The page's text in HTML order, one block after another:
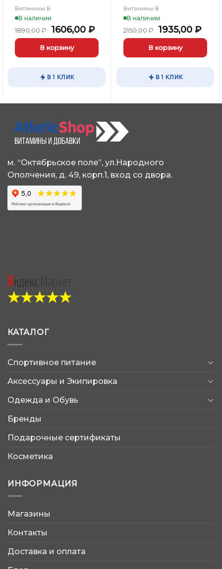
Витамины В
В наличии
1890,00₽
Первоначальная
цена
составляла
1890,00 ₽.
1606,00 ₽Текущая
цена:
В корзину
В 1 КЛИК
Витамины В
В наличии
2150,00₽
цена
составляла
2150,00 ₽.
1935,00 ₽
В корзину
В 1 КЛИК
м. “Октябрьское поле”, ул.Народного
Ополчения, д. 49, корп.1, вход со двора.
КАТАЛОГ
Спортивное питание
Аксессуары и Экипировка
Одежда и Обувь
Бренды
Подарочные сертификаты
Косметика
ИНФОРМАЦИЯ
Магазины
Контакты
Доставка и оплата